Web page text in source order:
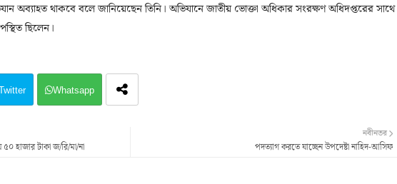
অব্যাহত থাকবে বলে জানিয়েছেন তিনি। অভিযানে জাতীয় ভোক্তা অধিকার সংরক্ষণ অধিদপ্তরের সাথে
ছিলেন।
Whatsapp
নবীনতর
পদত্যাগ করতে যাচ্ছেন উপদেষ্টা নাহিদ-আসিফ
হাজার টাকা জ/রি/মা/না